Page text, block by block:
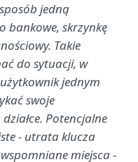
jedną
bankowe, skrzynkę
Takie
do sytuacji, w
jednym
swoje
Potencjalne
- utrata klucza
miejsca-